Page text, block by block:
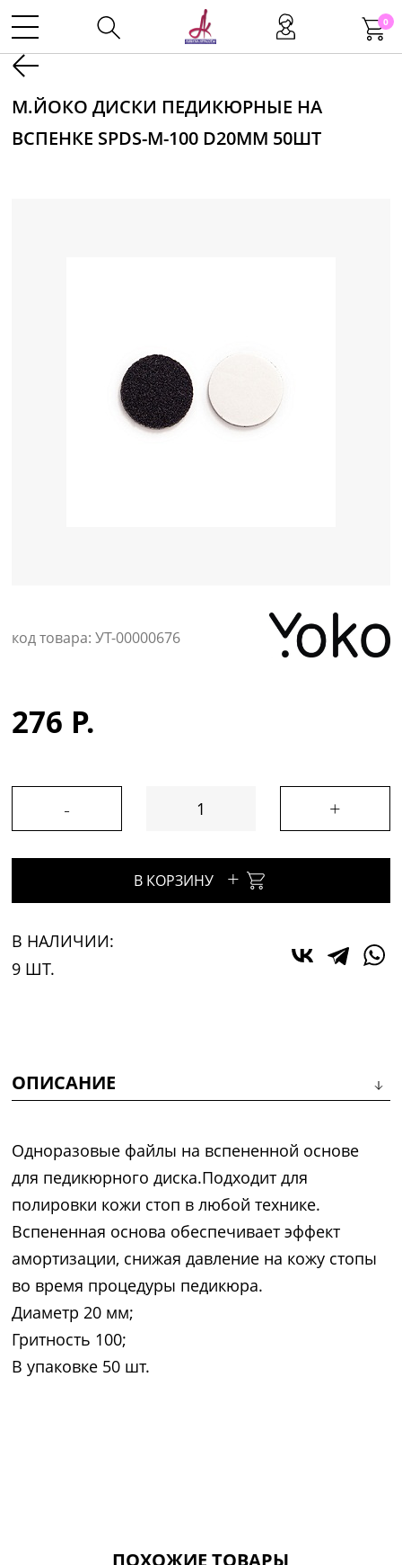
0
Инструменты
Одноразовая продукция
Уход за кожей
М.ЙОКО ДИСКИ ПЕДИКЮРНЫЕ НА
ВСПЕНКЕ SPDS-M-100 D20ММ 50ШТ
код товара: УТ-00000676
276 Р.
- +
В КОРЗИНУ +
В НАЛИЧИИ:
9 ШТ.
ОПИСАНИЕ
Одноразовые файлы на вспененной основе
для педикюрного диска.Подходит для
полировки кожи стоп в любой технике.
Вспененная основа обеспечивает эффект
амортизации, снижая давление на кожу стопы
во время процедуры педикюра.
Диаметр 20 мм;
Гритность 100;
В упаковке 50 шт.
ПОХОЖИЕ ТОВАРЫ